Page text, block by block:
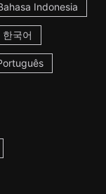
Indonesia
한국어